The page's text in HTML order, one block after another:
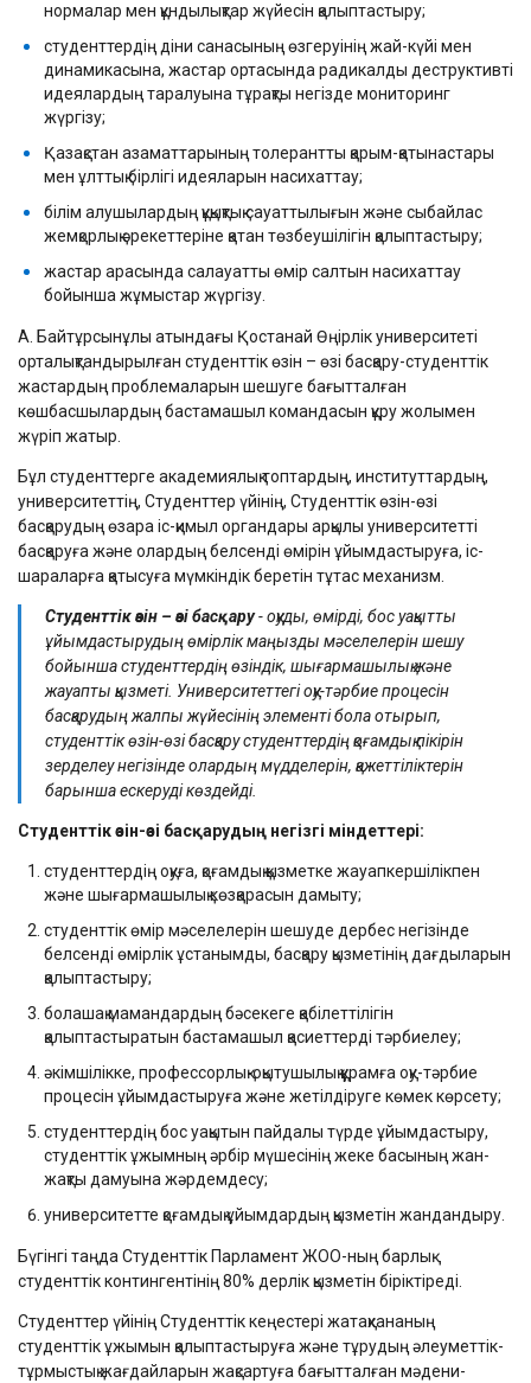
нормалар мен құндылықтар жүйесін қалыптастыру;
студенттердің діни санасының өзгеруінің жай-күйі мен
динамикасына, жастар ортасында радикалды деструктивті
идеялардың таралуына тұрақты негізде мониторинг
жүргізу;
Қазақстан азаматтарының толерантты қарым-қатынастары
мен ұлттық бірлігі идеяларын насихаттау;
білім алушылардың құқықтық сауаттылығын және сыбайлас
жемқорлық әрекеттеріне қатан төзбеушілігін қалыптастыру;
жастар арасында салауатты өмір салтын насихаттау
бойынша жұмыстар жүргізу.
А. Байтұрсынұлы атындағы Қостанай Өңірлік университеті
орталықтандырылған студенттік өзін – өзі басқару-студенттік
жастардың проблемаларын шешуге бағытталған
көшбасшылардың бастамашыл командасын құру жолымен
жүріп жатыр.
Бұл студенттерге академиялық топтардың, институттардың,
университеттің, Студенттер үйінің, Студенттік өзін-өзі
басқарудың өзара іс-қимыл органдары арқылы университетті
басқаруға және олардың белсенді өмірін ұйымдастыруға, іс-
шараларға қатысуға мүмкіндік беретін тұтас механизм.
Студенттік өзін – өзі басқару- оқуды, өмірді, бос уақытты
ұйымдастырудың өмірлік маңызды мәселелерін шешу
бойынша студенттердің өзіндік, шығармашылық және
жауапты қызметі. Университеттегі оқу-тәрбие процесін
басқарудың жалпы жүйесінің элементі бола отырып,
студенттік өзін-өзі басқару студенттердің қоғамдық пікірін
зерделеу негізінде олардың мүдделерін, қажеттіліктерін
барынша ескеруді көздейді.
Студенттік өзін-өзі басқарудың негізгі міндеттері:
студенттердің оқуға, қоғамдық қызметке жауапкершілікпен
және шығармашылық көзқарасын дамыту;
студенттік өмір мәселелерін шешуде дербес негізінде
белсенді өмірлік ұстанымды, басқару қызметінің дағдыларын
қалыптастыру;
болашақ мамандардың бәсекеге қабілеттілігін
қалыптастыратын бастамашыл қасиеттерді тәрбиелеу;
әкімшілікке, профессорлық-оқытушылық құрамға оқу-тәрбие
процесін ұйымдастыруға және жетілдіруге көмек көрсету;
студенттердің бос уақытын пайдалы түрде ұйымдастыру,
студенттік ұжымның әрбір мүшесінің жеке басының жан-
жақты дамуына жәрдемдесу;
университетте қоғамдық ұйымдардың қызметін жандандыру.
Бүгінгі таңда Студенттік Парламент ЖОО-ның барлық
студенттік контингентінің 80% дерлік қызметін біріктіреді.
Студенттер үйінің Студенттік кеңестері жатақхананың
студенттік ұжымын қалыптастыруға және тұрудың әлеуметтік-
тұрмыстық жағдайларын жақсартуға бағытталған мәдени-